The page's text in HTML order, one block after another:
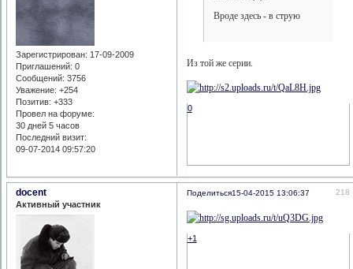
Зарегистрирован: 17-09-2009
Приглашений: 0
Сообщений: 3756
Уважение: +254
Позитив: +333
Провел на форуме:
30 дней 5 часов
Последний визит:
09-07-2014 09:57:20
Вроде здесь - в струю
Из той же серии.
0
Поделиться 218
15-04-2015 13:06:37
docent
Активный участник
+1